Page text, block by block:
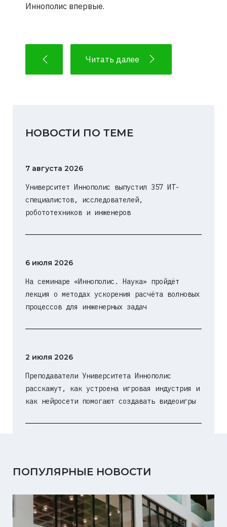
Иннополис впервые.
Читать далее
НОВОСТИ ПО ТЕМЕ
7 августа 2026
Университет Иннополис выпустил 357 ИТ-
специалистов, исследователей,
робототехников и инженеров
6 июля 2026
На семинаре «Иннополис. Наука» пройдёт
лекция о методах ускорения расчёта волновых
процессов для инженерных задач
2 июля 2026
Преподаватели Университета Иннополис
расскажут, как устроена игровая индустрия и
как нейросети помогают создавать видеоигры
ПОПУЛЯРНЫЕ НОВОСТИ